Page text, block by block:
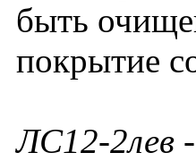
быть
покрытие
ЛС12-2лев